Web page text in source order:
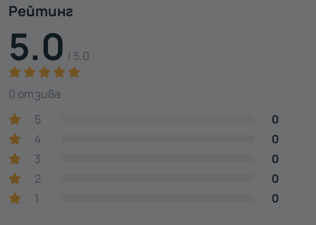
Рейтинг
5.0 / 5.0
0 отзива
5
0
4
0
3
0
2
0
1
0